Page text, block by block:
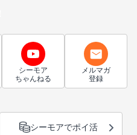
シーモア
ちゃんねる
メルマガ
登録
シーモアでポイ活